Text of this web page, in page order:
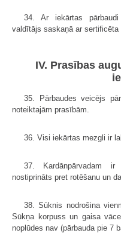
34. Ar iekārtas
valdītājs saskaņā ar sertificēta
IV. Prasības
35. Pārbaudes veicējs
noteiktajām prasībām.
36. Visi iekārtas mezgli ir
37. Kardānpārvadam
nostiprināts pret rotēšanu un
38. Sūknis nodrošina
Sūkņa korpuss un gaisa
noplūdes nav (pārbauda pie 7